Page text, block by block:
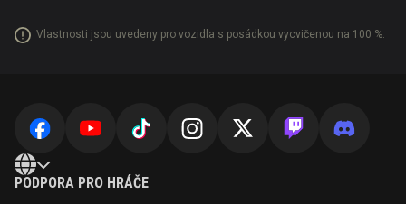
Vlastnosti jsou uvedeny pro vozidla s posádkou vycvičenou na 100 %.
PODPORA PRO HRÁČE